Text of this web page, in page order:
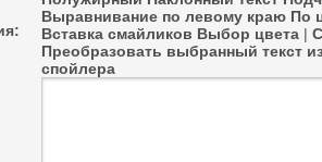
Выравнивание по левому краю По
Вставка смайликов Выбор цвета |
Преобразовать выбранный текст
спойлера